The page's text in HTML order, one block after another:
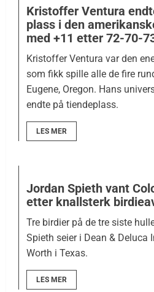
Kristoffer Ventura
plass i den
med +11 etter 72-70-
Kristoffer Ventura var den
som fikk spille alle de fire
Eugene, Oregon. Hans
endte på tiendeplass.
LES MER
Jordan Spieth vant
etter knallsterk
Tre birdier på de tre siste
Spieth seier i Dean & Deluca
Worth i Texas.
LES MER